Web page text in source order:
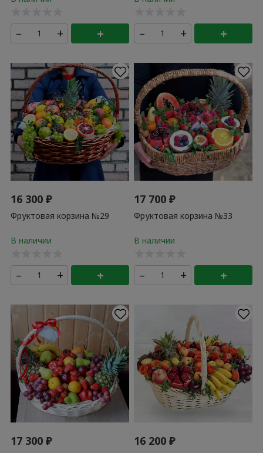
– + + – + +
16 300₽
Фруктовая корзина №29
– + +
17 700₽
Фруктовая корзина №33
– + +
17 300₽ 16 200₽